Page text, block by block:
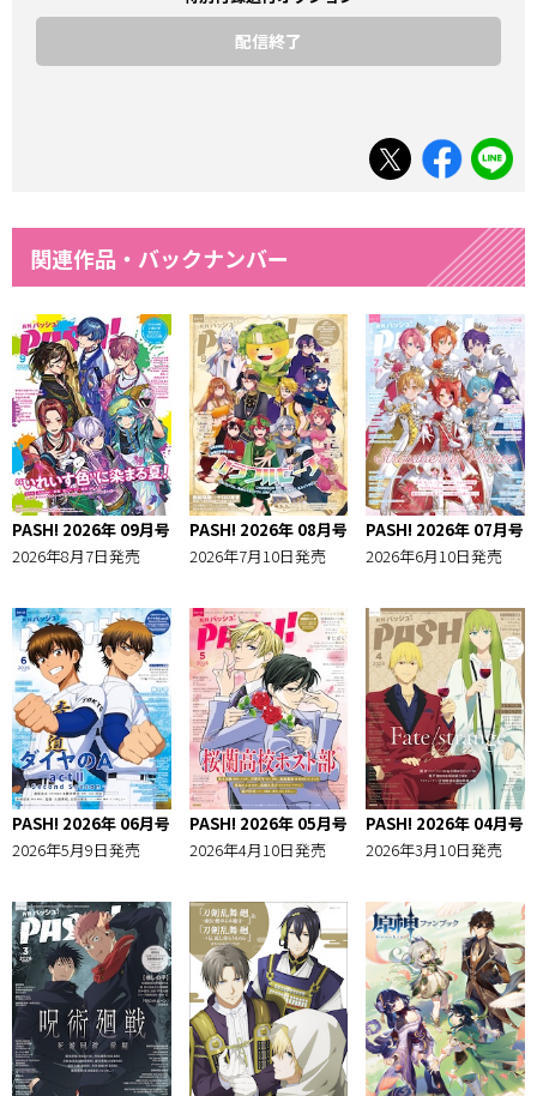
原田泰造（沖田誠役）＆中島颯太（五十嵐大地役）撮り下ろし・
島﨑信長（ヤン・チョン／魂電役）インタビュー
【最強の王様、二度目の人生は何をする？】
監督・元永慶太郎コメント
【Cafe DReAMLAND】
開発者・めとこインタビュー
【九龍ジェネリックロマンス】
置鮎龍太郎（蛇沼みゆき役）＆坂泰斗（タオ・グエン役）対談
【18TRIP】
18TRIP presents “HAMAツアーズ全体会議”レポート
【ヴィジランテ -僕のヒーローアカデミア ILLEGALS-】
【ウマ娘 プリティーダービー】【名探偵コナン】
【ブレイクマイケース】【あんさんぶるスターズ！！】
【プロジェクトセカイ カラフルステージ! feat. 初音ミク】
連載
「少年セカイのススメエンタメ道」
【『ヒプノシスマイク -Division Rap Battle-』Rule the Stage《MAD
TRIGGER CREW ＆ どついたれ本舗 feat. 道頓堀ダイバーズ》SP】
世界（EXILE/FANTASTICS）・植木豪・Toyotaka座談会
「STAGE PASH! 出張所」
【舞台『東京リベンジャーズ-The LAST LEAP-』】
北村諒（黒川イザナ役）インタビュー
Pick Up!
ゲーに!? 春の東西ライブを全クリせよ！
SIXFONIA 1st Live Tour -Lodious Takt-
M.S.S Project ファイナル サンダーボルト～怒りの電圧1億Volt at 横
浜アリーナ～
【NEWS】
『アイドリッシュセブン First BEAT! 劇場総集編』 ほか
【DRAMA CD & MUSIC】
古川慎インタビュー ほか
配信終了
関連作品・バックナンバー
PASH! 2026年 09月号
2026年8月7日発売
PASH! 2026年 08月号
2026年7月10日発売
PASH! 2026年 07月号
2026年6月10日発売
PASH! 2026年 06月号
2026年5月9日発売
PASH! 2026年 05月号
2026年4月10日発売
PASH! 2026年 04月号
2026年3月10日発売